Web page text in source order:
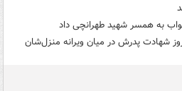
به همسر شهید طهرانچی داد
شهادت پدرش در میان ویرانه منزل‌شان